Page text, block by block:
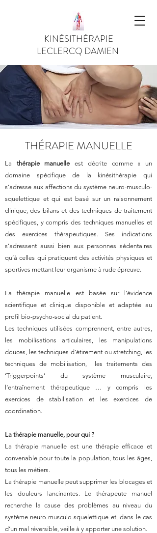
KINÉSITHÉRAPIE
LECLERCQ DAMIEN
THÉRAPIE MANUELLE
La thérapie manuelle est décrite comme « un
domaine spécifique de la kinésithérapie qui
s’adresse aux affections du système neuro-musculo-
squelettique et qui est basé sur un raisonnement
clinique, des bilans et des techniques de traitement
spécifiques, y compris des techniques manuelles et
des exercices thérapeutiques. Ses indications
s’adressent aussi bien aux personnes sédentaires
qu’à celles qui pratiquent des activités physiques et
sportives mettant leur organisme à rude épreuve.
La thérapie manuelle est basée sur l’évidence
scientifique et clinique disponible et adaptée au
profil bio-psycho-social du patient.
Les techniques utilisées comprennent, entre autres,
les mobilisations articulaires, les manipulations
douces, les techniques d’étirement ou stretching, les
techniques de mobilisation, les traitements des
‘Triggerpoints’ du système musculaire,
l’entraînement thérapeutique … y compris les
exercices de stabilisation et les exercices de
coordination.
La thérapie manuelle, pour qui ?
La thérapie manuelle est une thérapie efficace et
convenable pour toute la population, tous les âges,
tous les métiers.
La thérapie manuelle peut supprimer les blocages et
les douleurs lancinantes. Le thérapeute manuel
recherche la cause des problèmes au niveau du
système neuro-musculo-squelettique et, dans le cas
d’un mal réversible, veille à y apporter une solution.